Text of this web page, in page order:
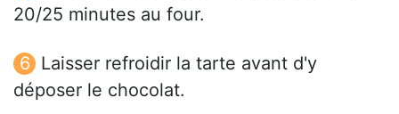
20/25 minutes au four.
Laisser refroidir la tarte avant d'y
déposer le chocolat.